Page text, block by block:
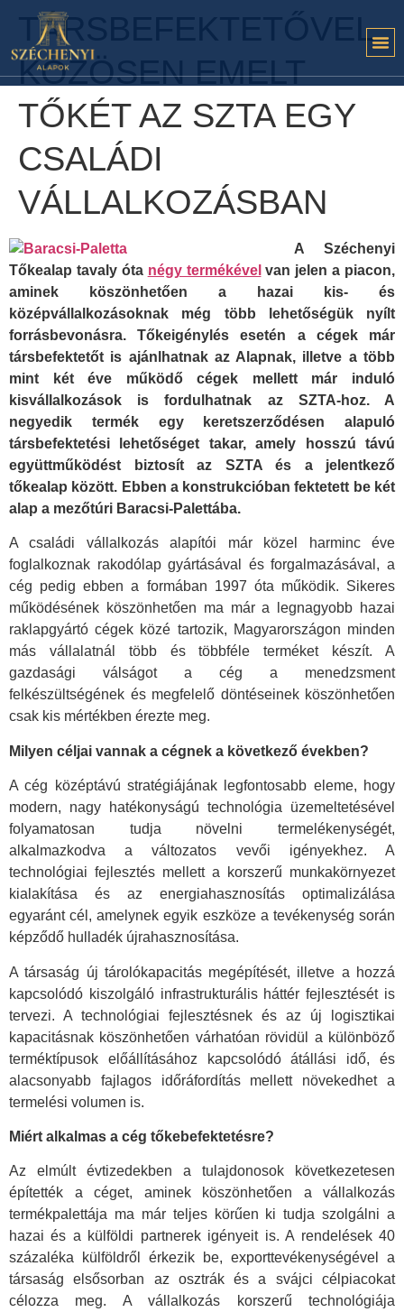
TÁRSBEFEKTETŐVEL
KÖZÖSEN EMELT
TŐKÉT AZ SZTA EGY
CSALÁDI
VÁLLALKOZÁSBAN
A Széchenyi
Tőkealap tavaly óta négy termékével van jelen a piacon,
aminek köszönhetően a hazai kis- és
középvállalkozásoknak még több lehetőségük nyílt
forrásbevonásra. Tőkeigénylés esetén a cégek már
társbefektetőt is ajánlhatnak az Alapnak, illetve a több
mint két éve működő cégek mellett már induló
kisvállalkozások is fordulhatnak az SZTA-hoz. A
negyedik termék egy keretszerződésen alapuló
társbefektetési lehetőséget takar, amely hosszú távú
együttműködést biztosít az SZTA és a jelentkező
tőkealap között. Ebben a konstrukcióban fektetett be két
alap a mezőtúri Baracsi-Palettába.
A családi vállalkozás alapítói már közel harminc éve
foglalkoznak rakodólap gyártásával és forgalmazásával, a
cég pedig ebben a formában 1997 óta működik. Sikeres
működésének köszönhetően ma már a legnagyobb hazai
raklapgyártó cégek közé tartozik, Magyarországon minden
más vállalatnál több és többféle terméket készít. A
gazdasági válságot a cég a menedzsment
felkészültségének és megfelelő döntéseinek köszönhetően
csak kis mértékben érezte meg.
Milyen céljai vannak a cégnek a következő években?
A cég középtávú stratégiájának legfontosabb eleme, hogy
modern, nagy hatékonyságú technológia üzemeltetésével
folyamatosan tudja növelni termelékenységét,
alkalmazkodva a változatos vevői igényekhez. A
technológiai fejlesztés mellett a korszerű munkakörnyezet
kialakítása és az energiahasznosítás optimalizálása
egyaránt cél, amelynek egyik eszköze a tevékenység során
képződő hulladék újrahasznosítása.
A társaság új tárolókapacitás megépítését, illetve a hozzá
kapcsolódó kiszolgáló infrastrukturális háttér fejlesztését is
tervezi. A technológiai fejlesztésnek és az új logisztikai
kapacitásnak köszönhetően várhatóan rövidül a különböző
terméktípusok előállításához kapcsolódó átállási idő, és
alacsonyabb fajlagos időráfordítás mellett növekedhet a
termelési volumen is.
Miért alkalmas a cég tőkebefektetésre?
Az elmúlt évtizedekben a tulajdonosok következetesen
építették a céget, aminek köszönhetően a vállalkozás
termékpalettája ma már teljes körűen ki tudja szolgálni a
hazai és a külföldi partnerek igényeit is. A rendelések 40
százaléka külföldről érkezik be, exporttevékenységével a
társaság elsősorban az osztrák és a svájci célpiacokat
célozza meg. A vállalkozás korszerű technológiája